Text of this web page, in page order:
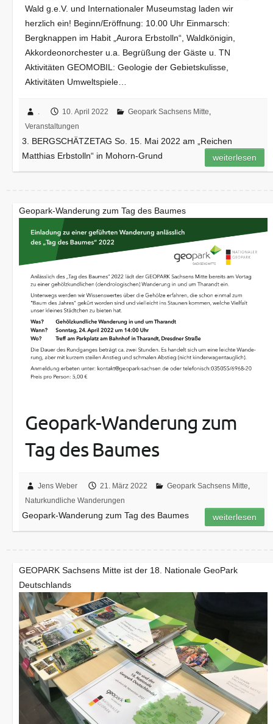
Wald g.e.V. und Internationaler Museumstag laden wir
herzlich ein! Beginn/Eröffnung: 10.00 Uhr Einmarsch:
Bergknappen im Habit „Aurora Erbstolln“, Waldkönigin,
Akkordeonorchester u.a. Begrüßung der Gäste u. TN
Aktivitäten GEOMOBIL: Geologie der Gebietskulisse,
Aktivitäten Umweltspiele…
. 10. April 2022 Geopark Sachsens Mitte,
Veranstaltungen
3. BERGSCHÄTZETAG So. 15. Mai 2022 am „Reichen
Matthias Erbstolln“ in Mohorn-Grund
weiterlesen
Geopark-Wanderung zum Tag des Baumes
Geopark-Wanderung zum
Tag des Baumes
Jens Weber 21. März 2022 Geopark Sachsens Mitte,
Naturkundliche Wanderungen
Geopark-Wanderung zum Tag des Baumes weiterlesen
GEOPARK Sachsens Mitte ist der 18. Nationale GeoPark
Deutschlands